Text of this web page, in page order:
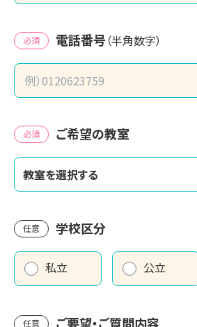
必須 電話番号 （半角数字）
必須 ご希望の教室
教室を選択する
任意 学校区分
私立 公立
任意 ご要望・ご質問内容